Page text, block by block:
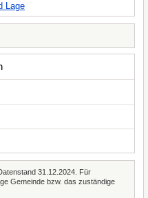
Lage
31.12.2024. Für
Gemeinde bzw. das zuständige